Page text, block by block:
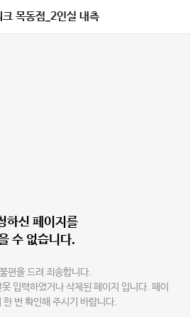
목동점_2인실 내측
하신 페이지를
수 없습니다.
편을 드려 죄송합니다.
입력하였거나 삭제된 페이지 입니다. 페이
한 번 확인해 주시기 바랍니다.